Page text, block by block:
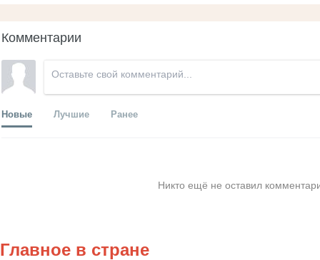
Комментарии
Новые Лучшие Ранее
Никто ещё не оставил
Главное в стране